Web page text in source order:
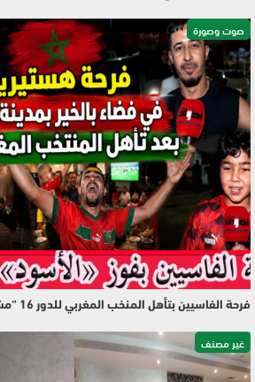
صوت وصورة
فرحة الفاسيين بتأهل المنخب المغربي للدور 16 “مشاهد…
غير مصنف